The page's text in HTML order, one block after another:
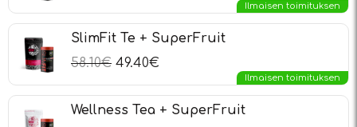
Ilmaisen toimituksen
SlimFit Te + SuperFruit
58.10€ 49.40€
Ilmaisen toimituksen
Wellness Tea + SuperFruit